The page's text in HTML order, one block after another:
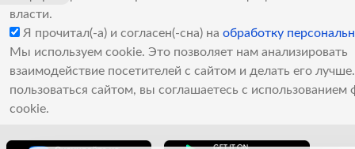
власти.
Я прочитал(-а) и согласен(-сна) на обработку
Мы используем cookie. Это позволяет нам анализировать
взаимодействие посетителей с сайтом и делать его
пользоваться сайтом, вы соглашаетесь с использованием
cookie.